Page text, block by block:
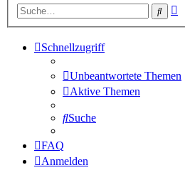
Suche
Schnellzugriff
Unbeantwortete Themen
Aktive Themen
Suche
FAQ
Anmelden